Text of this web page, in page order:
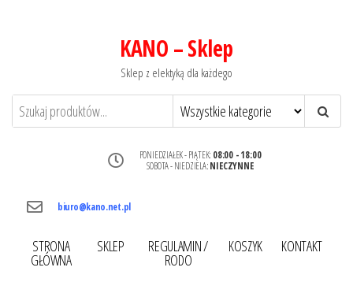
KANO – Sklep
Sklep z elektyką dla każdego
PONIEDZIAŁEK - PIĄTEK: 08:00 - 18:00
SOBOTA - NIEDZIELA:NIECZYNNE
biuro@kano.net.pl
STRONA
GŁÓWNA
SKLEP REGULAMIN /
RODO
KOSZYK KONTAKT